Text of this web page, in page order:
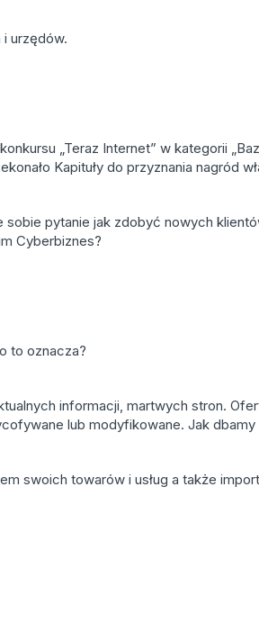
i urzędów.
„Teraz Internet” w kategorii
Kapituły do przyznania nagród
pytanie jak zdobyć nowych
Cyberbiznes?
to oznacza?
informacji, martwych stron.
lub modyfikowane. Jak
swoich towarów i usług a także